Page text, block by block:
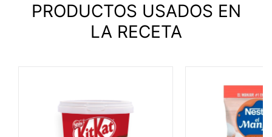
PRODUCTOS USADOS EN
LA RECETA